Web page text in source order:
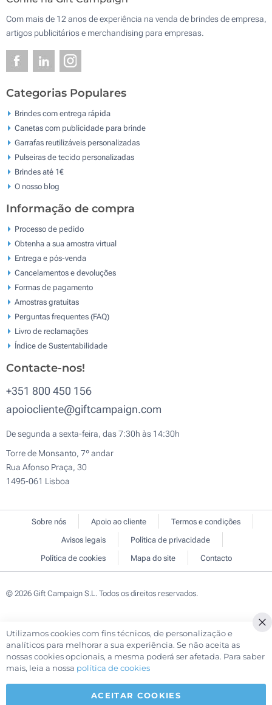
Com mais de 12 anos de experiência na venda de brindes de empresa,
artigos publicitários e merchandising para empresas.
Categorias Populares
Brindes com entrega rápida
Canetas com publicidade para brinde
Garrafas reutilizáveis personalizadas
Pulseiras de tecido personalizadas
Brindes até 1€
O nosso blog
Informação de compra
Processo de pedido
Obtenha a sua amostra virtual
Entrega e pós-venda
Cancelamentos e devoluções
Formas de pagamento
Amostras gratuitas
Perguntas frequentes (FAQ)
Livro de reclamaçōes
Índice de Sustentabilidade
Contacte-nos!
+351 800 450 156
apoiocliente@giftcampaign.com
De segunda a sexta-feira, das 7:30h às 14:30h
Torre de Monsanto, 7º andar
Rua Afonso Praça, 30
1495-061 Lisboa
Sobre nós Apoio ao cliente
Termos e condições
Avisos legais
Política de privacidade
Política de cookies
Mapa do site Contacto
© 2026 Gift Campaign S.L. Todos os direitos reservados.
Utilizamos cookies com fins técnicos, de personalização e
analíticos para melhorar a sua experiência. Se não aceita as
nossas cookies opcionais, a mesma poderá ser afetada. Para saber
mais, leia a nossa política de cookies
ACEITAR COOKIES